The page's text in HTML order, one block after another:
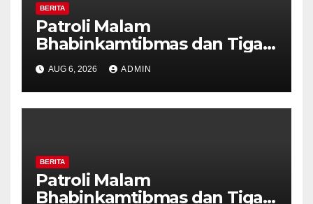
BERITA
Patroli Malam
Bhabinkamtibmas dan Tiga
Pilar Kelurahan Ungaran
Perkuat Kamtibmas, Warga
Diajak Aktifkan Ronda
AUG 6, 2026 ADMIN
BERITA
Patroli Malam
Bhabinkamtibmas dan Tiga